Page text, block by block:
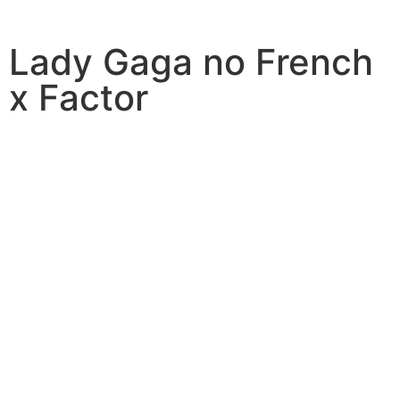
Lady Gaga no French
x Factor